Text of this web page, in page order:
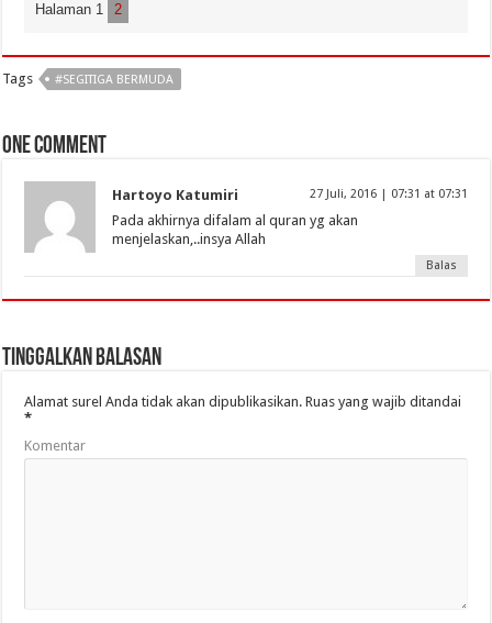
Halaman 1 2
Tags #SEGITIGA BERMUDA
One comment
Hartoyo Katumiri 27 Juli, 2016 | 07:31 at 07:31
Pada akhirnya difalam al quran yg akan
menjelaskan,..insya Allah
Balas
Tinggalkan Balasan
Alamat surel Anda tidak akan dipublikasikan. Ruas yang wajib ditandai
*
Komentar